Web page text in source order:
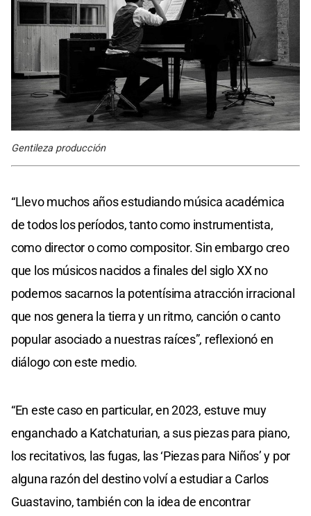
Gentileza producción
“Llevo muchos años estudiando música académica
de todos los períodos, tanto como instrumentista,
como director o como compositor. Sin embargo creo
que los músicos nacidos a finales del siglo XX no
podemos sacarnos la potentísima atracción irracional
que nos genera la tierra y un ritmo, canción o canto
popular asociado a nuestras raíces”, reflexionó en
diálogo con este medio.
“En este caso en particular, en 2023, estuve muy
enganchado a Katchaturian, a sus piezas para piano,
los recitativos, las fugas, las ‘Piezas para Niños’ y por
alguna razón del destino volví a estudiar a Carlos
Guastavino, también con la idea de encontrar